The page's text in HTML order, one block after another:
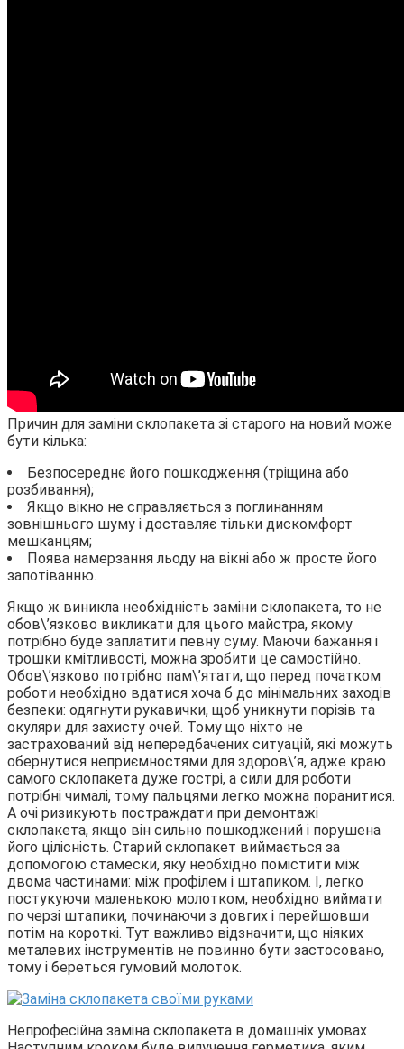
Причин для заміни склопакета зі старого на новий може
бути кілька:
Безпосереднє його пошкодження (тріщина або
розбивання);
Якщо вікно не справляється з поглинанням
зовнішнього шуму і доставляє тільки дискомфорт
мешканцям;
Поява намерзання льоду на вікні або ж просте його
запотіванню.
Якщо ж виникла необхідність заміни склопакета, то не
обов\’язково викликати для цього майстра, якому
потрібно буде заплатити певну суму. Маючи бажання і
трошки кмітливості, можна зробити це самостійно.
Обов\’язково потрібно пам\’ятати, що перед початком
роботи необхідно вдатися хоча б до мінімальних заходів
безпеки: одягнути рукавички, щоб уникнути порізів та
окуляри для захисту очей. Тому що ніхто не
застрахований від непередбачених ситуацій, які можуть
обернутися неприємностями для здоров\’я, адже краю
самого склопакета дуже гострі, а сили для роботи
потрібні чималі, тому пальцями легко можна поранитися.
А очі ризикують постраждати при демонтажі
склопакета, якщо він сильно пошкоджений і порушена
його цілісність. Старий склопакет виймається за
допомогою стамески, яку необхідно помістити між
двома частинами: між профілем і штапиком. І, легко
постукуючи маленькою молотком, необхідно виймати
по черзі штапики, починаючи з довгих і перейшовши
потім на короткі. Тут важливо відзначити, що ніяких
металевих інструментів не повинно бути застосовано,
тому і береться гумовий молоток.
Непрофесійна заміна склопакета в домашніх умовах